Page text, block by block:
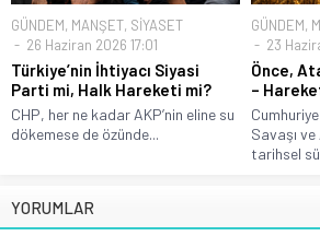
GÜNDEM, MANŞET, SİYASET
26 Haziran 2026 17:01
Türkiye’nin İhtiyacı Siyasi
Parti mi, Halk Hareketi mi?
CHP, her ne kadar AKP’nin eline su
dökemese de özünde...
GÜNDEM,
23
Önce,
–
Savaşı
tarihsel
YORUMLAR